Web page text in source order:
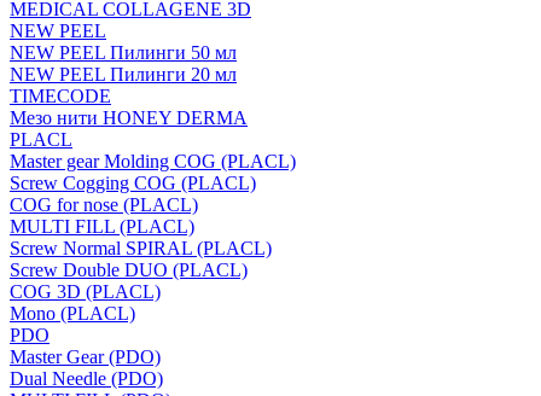
MEDICAL COLLAGENE 3D
NEW PEEL
NEW PEEL Пилинги 50 мл
NEW PEEL Пилинги 20 мл
TIMECODE
Мезо нити HONEY DERMA
PLACL
Master gear Molding COG (PLACL)
Screw Cogging COG (PLACL)
COG for nose (PLACL)
MULTI FILL (PLACL)
Screw Normal SPIRAL (PLACL)
Screw Double DUO (PLACL)
COG 3D (PLACL)
Mono (PLACL)
PDO
Master Gear (PDO)
Dual Needle (PDO)